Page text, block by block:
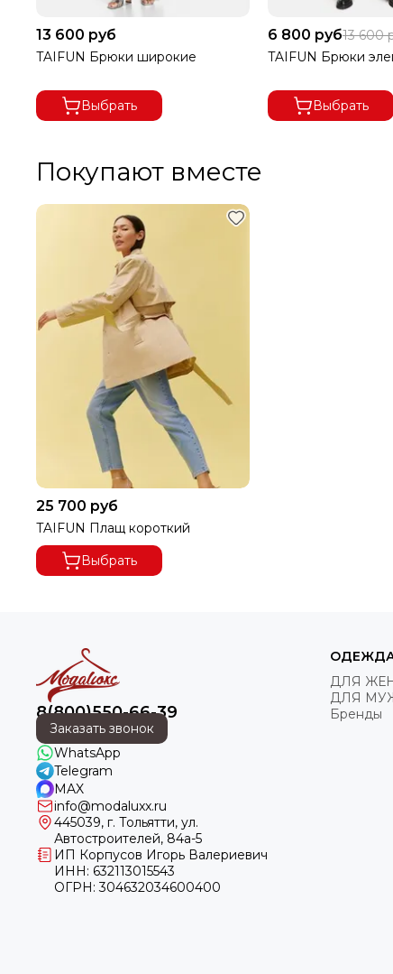
13 600 руб
TAIFUN Брюки широкие
Выбрать
6 800 руб13 600
TAIFUN Брюки
Выбрать
Покупают вместе
25 700 руб
TAIFUN Плащ короткий
Выбрать
8(800)550-66-39
Заказать звонок
WhatsApp
Telegram
MAX
info@modaluxx.ru
445039, г. Тольятти, ул.
Автостроителей, 84а-5
ИП Корпусов Игорь Валериевич
ИНН: 632113015543
ОГРН: 304632034600400
ДЛЯ
ДЛЯ
Бренды